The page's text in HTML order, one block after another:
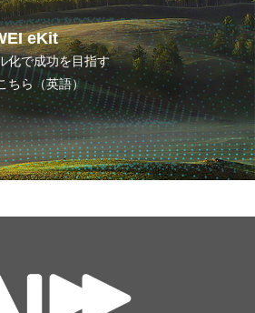
eKit
化で成功を目指す
ちら（英語）